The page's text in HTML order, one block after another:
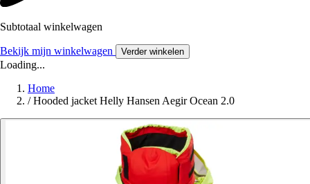
Subtotaal winkelwagen
Bekijk mijn winkelwagen Verder winkelen
Loading...
Home
/ Hooded jacket Helly Hansen Aegir Ocean 2.0